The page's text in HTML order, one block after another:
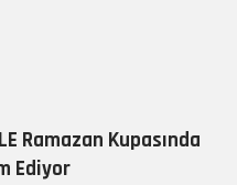
Ramazan Kupasında
Ediyor